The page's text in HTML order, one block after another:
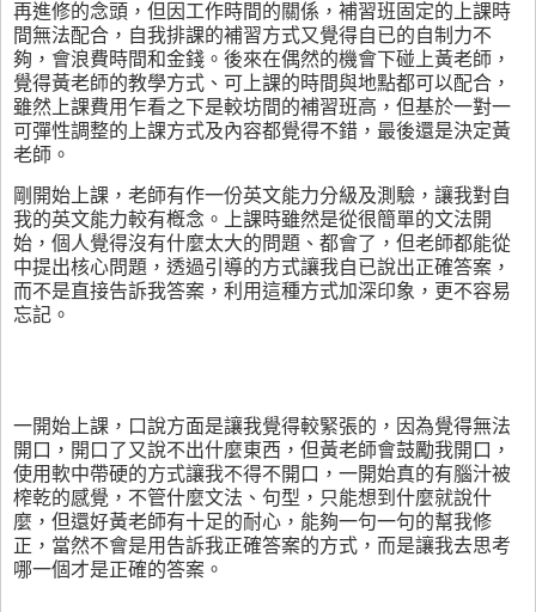
再進修的念頭，但因工作時間的關係，補習班固定的上課時
間無法配合，自我排課的補習方式又覺得自已的自制力不
夠，會浪費時間和金錢。後來在偶然的機會下碰上黃老師，
覺得黃老師的教學方式、可上課的時間與地點都可以配合，
雖然上課費用乍看之下是較坊間的補習班高，但基於一對一
可彈性調整的上課方式及內容都覺得不錯，最後還是決定黃
老師。
剛開始上課，老師有作一份英文能力分級及測驗，讓我對自
我的英文能力較有槪念。上課時雖然是從很簡單的文法開
始，個人覺得沒有什麼太大的問題、都會了，但老師都能從
中提出核心問題，透過引導的方式讓我自已說出正確答案，
而不是直接告訴我答案，利用這種方式加深印象，更不容易
忘記。
一開始上課，口說方面是讓我覺得較緊張的，因為覺得無法
開口，開口了又說不出什麼東西，但黃老師會鼓勵我開口，
使用軟中帶硬的方式讓我不得不開口，一開始真的有腦汁被
榨乾的感覺，不管什麼文法、句型，只能想到什麼就說什
麼，但還好黃老師有十足的耐心，能夠一句一句的幫我修
正，當然不會是用告訴我正確答案的方式，而是讓我去思考
哪一個才是正確的答案。